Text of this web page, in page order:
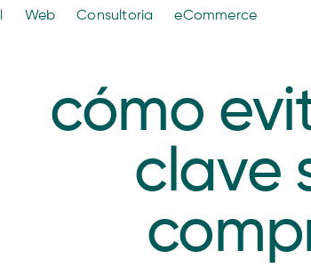
Web Consultoria eCommerce
cómo
clave